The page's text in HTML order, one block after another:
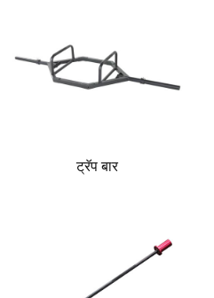
ट्रॅप बार